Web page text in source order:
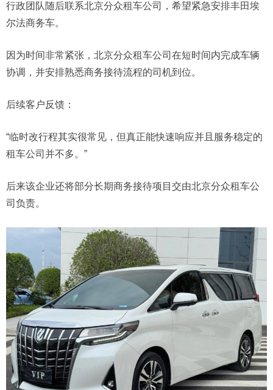
行政团队随后联系北京分众租车公司，希望紧急安排丰田埃
尔法商务车。
因为时间非常紧张，北京分众租车公司在短时间内完成车辆
协调，并安排熟悉商务接待流程的司机到位。
后续客户反馈：
“临时改行程其实很常见，但真正能快速响应并且服务稳定的
租车公司并不多。”
后来该企业还将部分长期商务接待项目交由北京分众租车公
司负责。